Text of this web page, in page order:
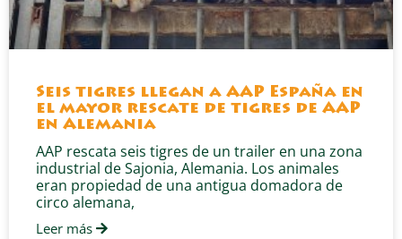
Seis tigres llegan a AAP España en
el mayor rescate de tigres de AAP
en Alemania
AAP rescata seis tigres de un trailer en una zona
industrial de Sajonia, Alemania. Los animales
eran propiedad de una antigua domadora de
circo alemana,
Leer más